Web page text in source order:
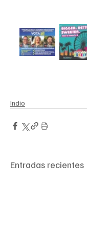
Indio
Entradas recientes